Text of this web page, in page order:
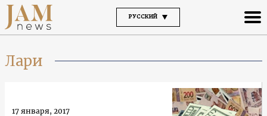
РУССКИЙ
Лари
17 января, 2017